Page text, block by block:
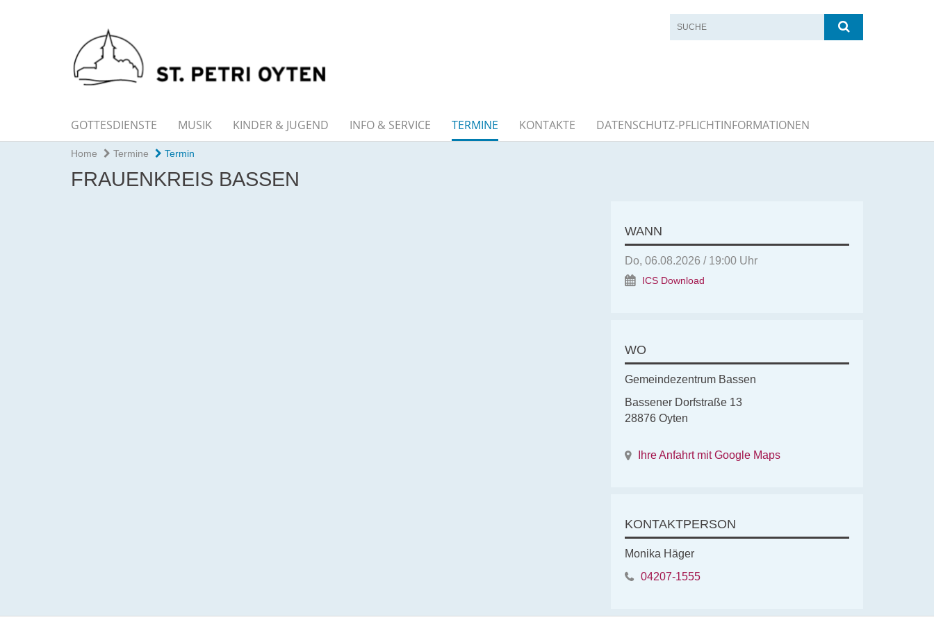
GOTTESDIENSTE MUSIK KINDER & JUGEND INFO & SERVICE TERMINE KONTAKTE DATENSCHUTZ-PFLICHTINFORMATIONEN
Home Termine Termin
FRAUENKREIS BASSEN
WANN
Do, 06.08.2026 / 19:00 Uhr
ICS Download
WO
Gemeindezentrum Bassen
Bassener Dorfstraße 13
28876 Oyten
Ihre Anfahrt mit Google Maps
KONTAKTPERSON
Monika Häger
04207-1555